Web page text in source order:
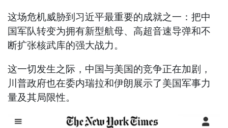
这场危机威胁到习近平最重要的成就之一：把中
国军队转变为拥有新型航母、高超音速导弹和不
断扩张核武库的强大战力。
这一切发生之际，中国与美国的竞争正在加剧，
川普政府也在委内瑞拉和伊朗展示了美国军事力
量及其局限性。